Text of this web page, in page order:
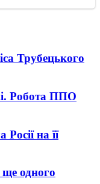
Трубецького
Робота ППО
на її
одного